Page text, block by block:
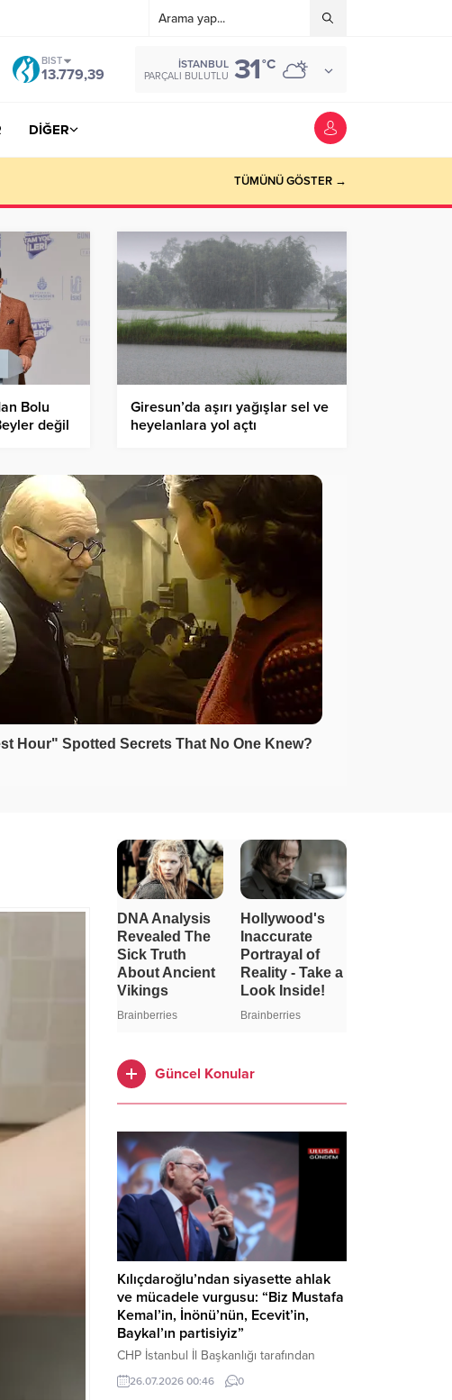
BIST
13.779,39
İSTANBUL
PARÇALI BULUTLU 31°C
DİĞER
TÜMÜNÜ GÖSTER →
Bolu
değil
Giresun’da aşırı yağışlar sel ve
heyelanlara yol açtı
Güncel Konular
Kılıçdaroğlu’ndan siyasette ahlak
ve mücadele vurgusu: “Biz Mustafa
Kemal’in, İnönü’nün, Ecevit’in,
Baykal’ın partisiyiz”
CHP İstanbul İl Başkanlığı tarafından
düzenlenen Üye Katılım Töreni’nde
konuşan Kemal Kılıçdaroğlu; partinin
26.07.2026 00:46 0